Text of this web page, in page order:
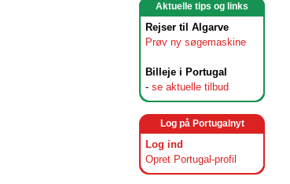
Aktuelle tips og links
Rejser til Algarve
Prøv ny søgemaskine
Billeje i Portugal
- se aktuelle tilbud
Log på Portugalnyt
Log ind
Opret Portugal-profil